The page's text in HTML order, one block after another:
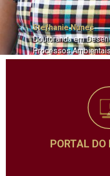
Stefhanie Nunes
Doutoranda em
Processos
PORTAL DO